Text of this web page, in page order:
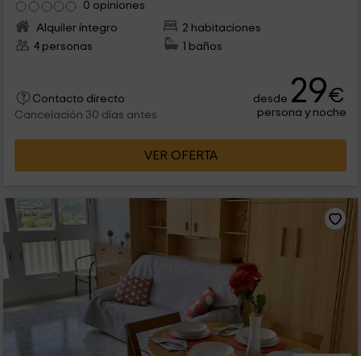
0 opiniones
Alquiler íntegro
2 habitaciones
4 personas
1 baños
Contacto directo
Cancelación 30 días antes
desde 29€
persona y noche
VER OFERTA